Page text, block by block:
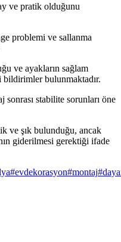
ve pratik olduğunu
problemi ve sallanma
ve ayakların sağlam
bildirimler bulunmaktadır.
stabilite sorunları öne
ve şık bulunduğu, ancak
giderilmesi gerektiği ifade
#evdekorasyon#montaj#